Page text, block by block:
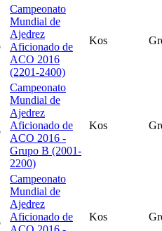
Campeonato
Mundial de
Ajedrez
Aficionado de
ACO 2016
(2201-2400)
Kos
Campeonato
Mundial de
Ajedrez
Aficionado de
ACO 2016 -
Grupo B (2001-
2200)
Kos
Campeonato
Mundial de
Ajedrez
Aficionado de
Kos